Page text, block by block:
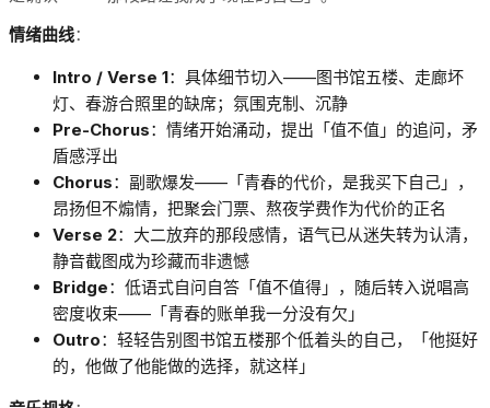
情绪曲线：
Intro / Verse 1：具体细节切入——图书馆五楼、走廊坏
灯、春游合照里的缺席；氛围克制、沉静
Pre-Chorus：情绪开始涌动，提出「值不值」的追问，矛
盾感浮出
Chorus：副歌爆发——「青春的代价，是我买下自己」，
昂扬但不煽情，把聚会门票、熬夜学费作为代价的正名
Verse 2：大二放弃的那段感情，语气已从迷失转为认清，
静音截图成为珍藏而非遗憾
Bridge：低语式自问自答「值不值得」，随后转入说唱高
密度收束——「青春的账单我一分没有欠」
Outro：轻轻告别图书馆五楼那个低着头的自己，「他挺好
的，他做了他能做的选择，就这样」